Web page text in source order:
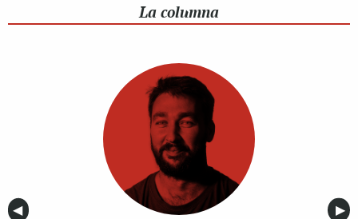
La columna
Anterior
◀︎ ▶︎